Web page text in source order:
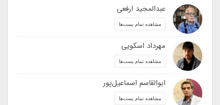
عبدالمجید ارفعی
مشاهده تمام پست‌ها
مهرداد اسکویی
مشاهده تمام پست‌ها
ابوالقاسم اسماعیل‌پور
مشاهده تمام پست‌ها